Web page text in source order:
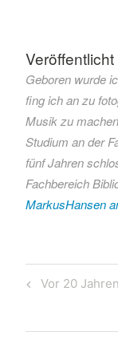
the
zone
Musik
Nachrichten
News
Geboren wurde
fing ich an zu
Musik zu
Studium an der
fünf Jahren
Fachbereich
MarkusHansen
Previous
Vor 20